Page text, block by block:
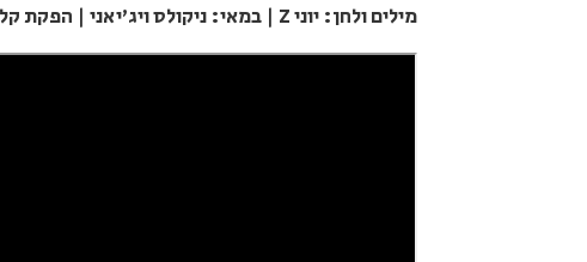
מילים ולחן: יוני Z | במאי: ניקולס ויג'יאני | הפקת קליפ: קיובה פילמס